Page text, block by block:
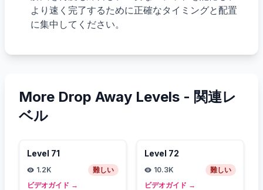
より速く完了するために正確なタイミングと配置
に集中してください。
More Drop Away Levels - 関連レ
ベル
Level 71
1.2K
難しい
ビデオガイド →
Level 72
10.3K
難しい
ビデオガイド →